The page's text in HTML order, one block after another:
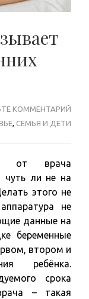
КОММЕНТАРИЙ
, СЕМЬЯ И ДЕТИ
от врача
чуть ли не на
этого не
не
данные на
беременные
втором и
ребёнка.
срока
– такая